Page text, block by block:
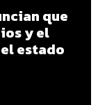
que
y el
estado